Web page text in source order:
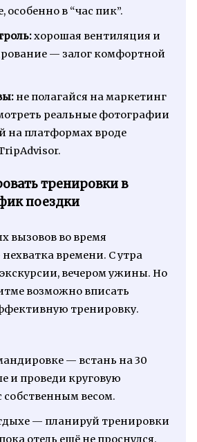
особенно в “час пик”.
хорошая вентиляция и
— залог комфортной
не полагайся на маркетинг
реальные фотографии
на платформах вроде
тренировки в
поездки
вызовов во время
времени. С утра
вечером ужины. Но
возможно вписать
тренировку.
— встань на 30
и проведи круговую
собственным весом.
— планируй тренировки
отель ещё не проснулся.